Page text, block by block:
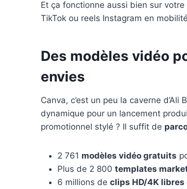
Et ça fonctionne aussi bien sur
TikTok ou reels Instagram en
Des modèles vidéo
envies
Canva, c’est un peu la caverne d’Ali
dynamique pour un lancement
promotionnel stylé ? Il suffit de
2 761 modèles vidéo gratuits
Plus de 2 800 templates
6 millions de clips HD/4K libres